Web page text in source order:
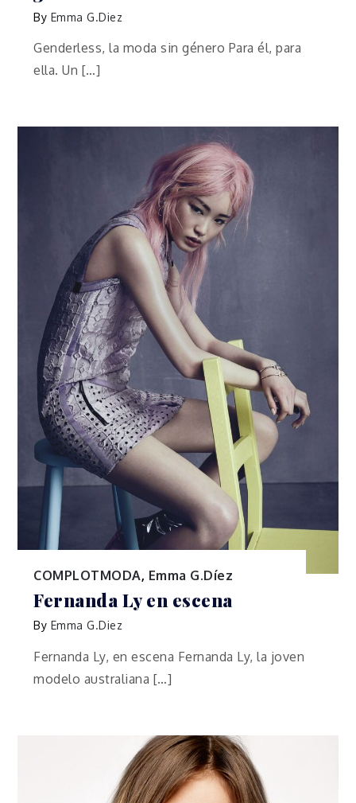
By Emma G.Diez
Genderless, la moda sin género Para él, para
ella. Un […]
COMPLOTMODA, Emma G.Díez
Fernanda Ly en escena
By Emma G.Diez
Fernanda Ly, en escena Fernanda Ly, la joven
modelo australiana […]